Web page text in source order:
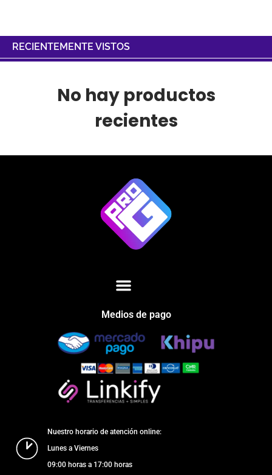
RECIENTEMENTE VISTOS
No hay productos
recientes
Medios de pago
Nuestro horario de atención online:
Lunes a Viernes
09:00 horas a 17:00 horas